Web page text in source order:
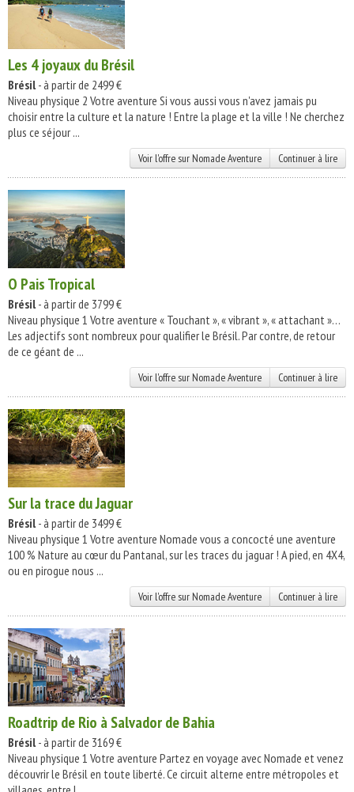
Les 4 joyaux du Brésil
Brésil- à partir de 2499 €
Niveau physique 2 Votre aventure Si vous aussi vous n'avez jamais pu
choisir entre la culture et la nature ! Entre la plage et la ville ! Ne cherchez
plus ce séjour ...
Voir l'offre sur Nomade Aventure Continuer à lire
O Pais Tropical
Brésil- à partir de 3799 €
Niveau physique 1 Votre aventure « Touchant », « vibrant », « attachant »…
Les adjectifs sont nombreux pour qualifier le Brésil. Par contre, de retour
de ce géant de ...
Voir l'offre sur Nomade Aventure Continuer à lire
Sur la trace du Jaguar
Brésil- à partir de 3499 €
Niveau physique 1 Votre aventure Nomade vous a concocté une aventure
100 % Nature au cœur du Pantanal, sur les traces du jaguar ! A pied, en 4X4,
ou en pirogue nous ...
Voir l'offre sur Nomade Aventure Continuer à lire
Roadtrip de Rio à Salvador de Bahia
Brésil- à partir de 3169 €
Niveau physique 1 Votre aventure Partez en voyage avec Nomade et venez
découvrir le Brésil en toute liberté. Ce circuit alterne entre métropoles et